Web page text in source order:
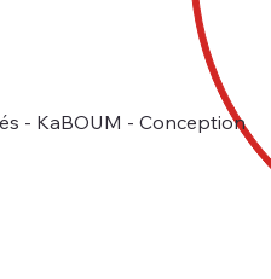
- KaBOUM - Conception